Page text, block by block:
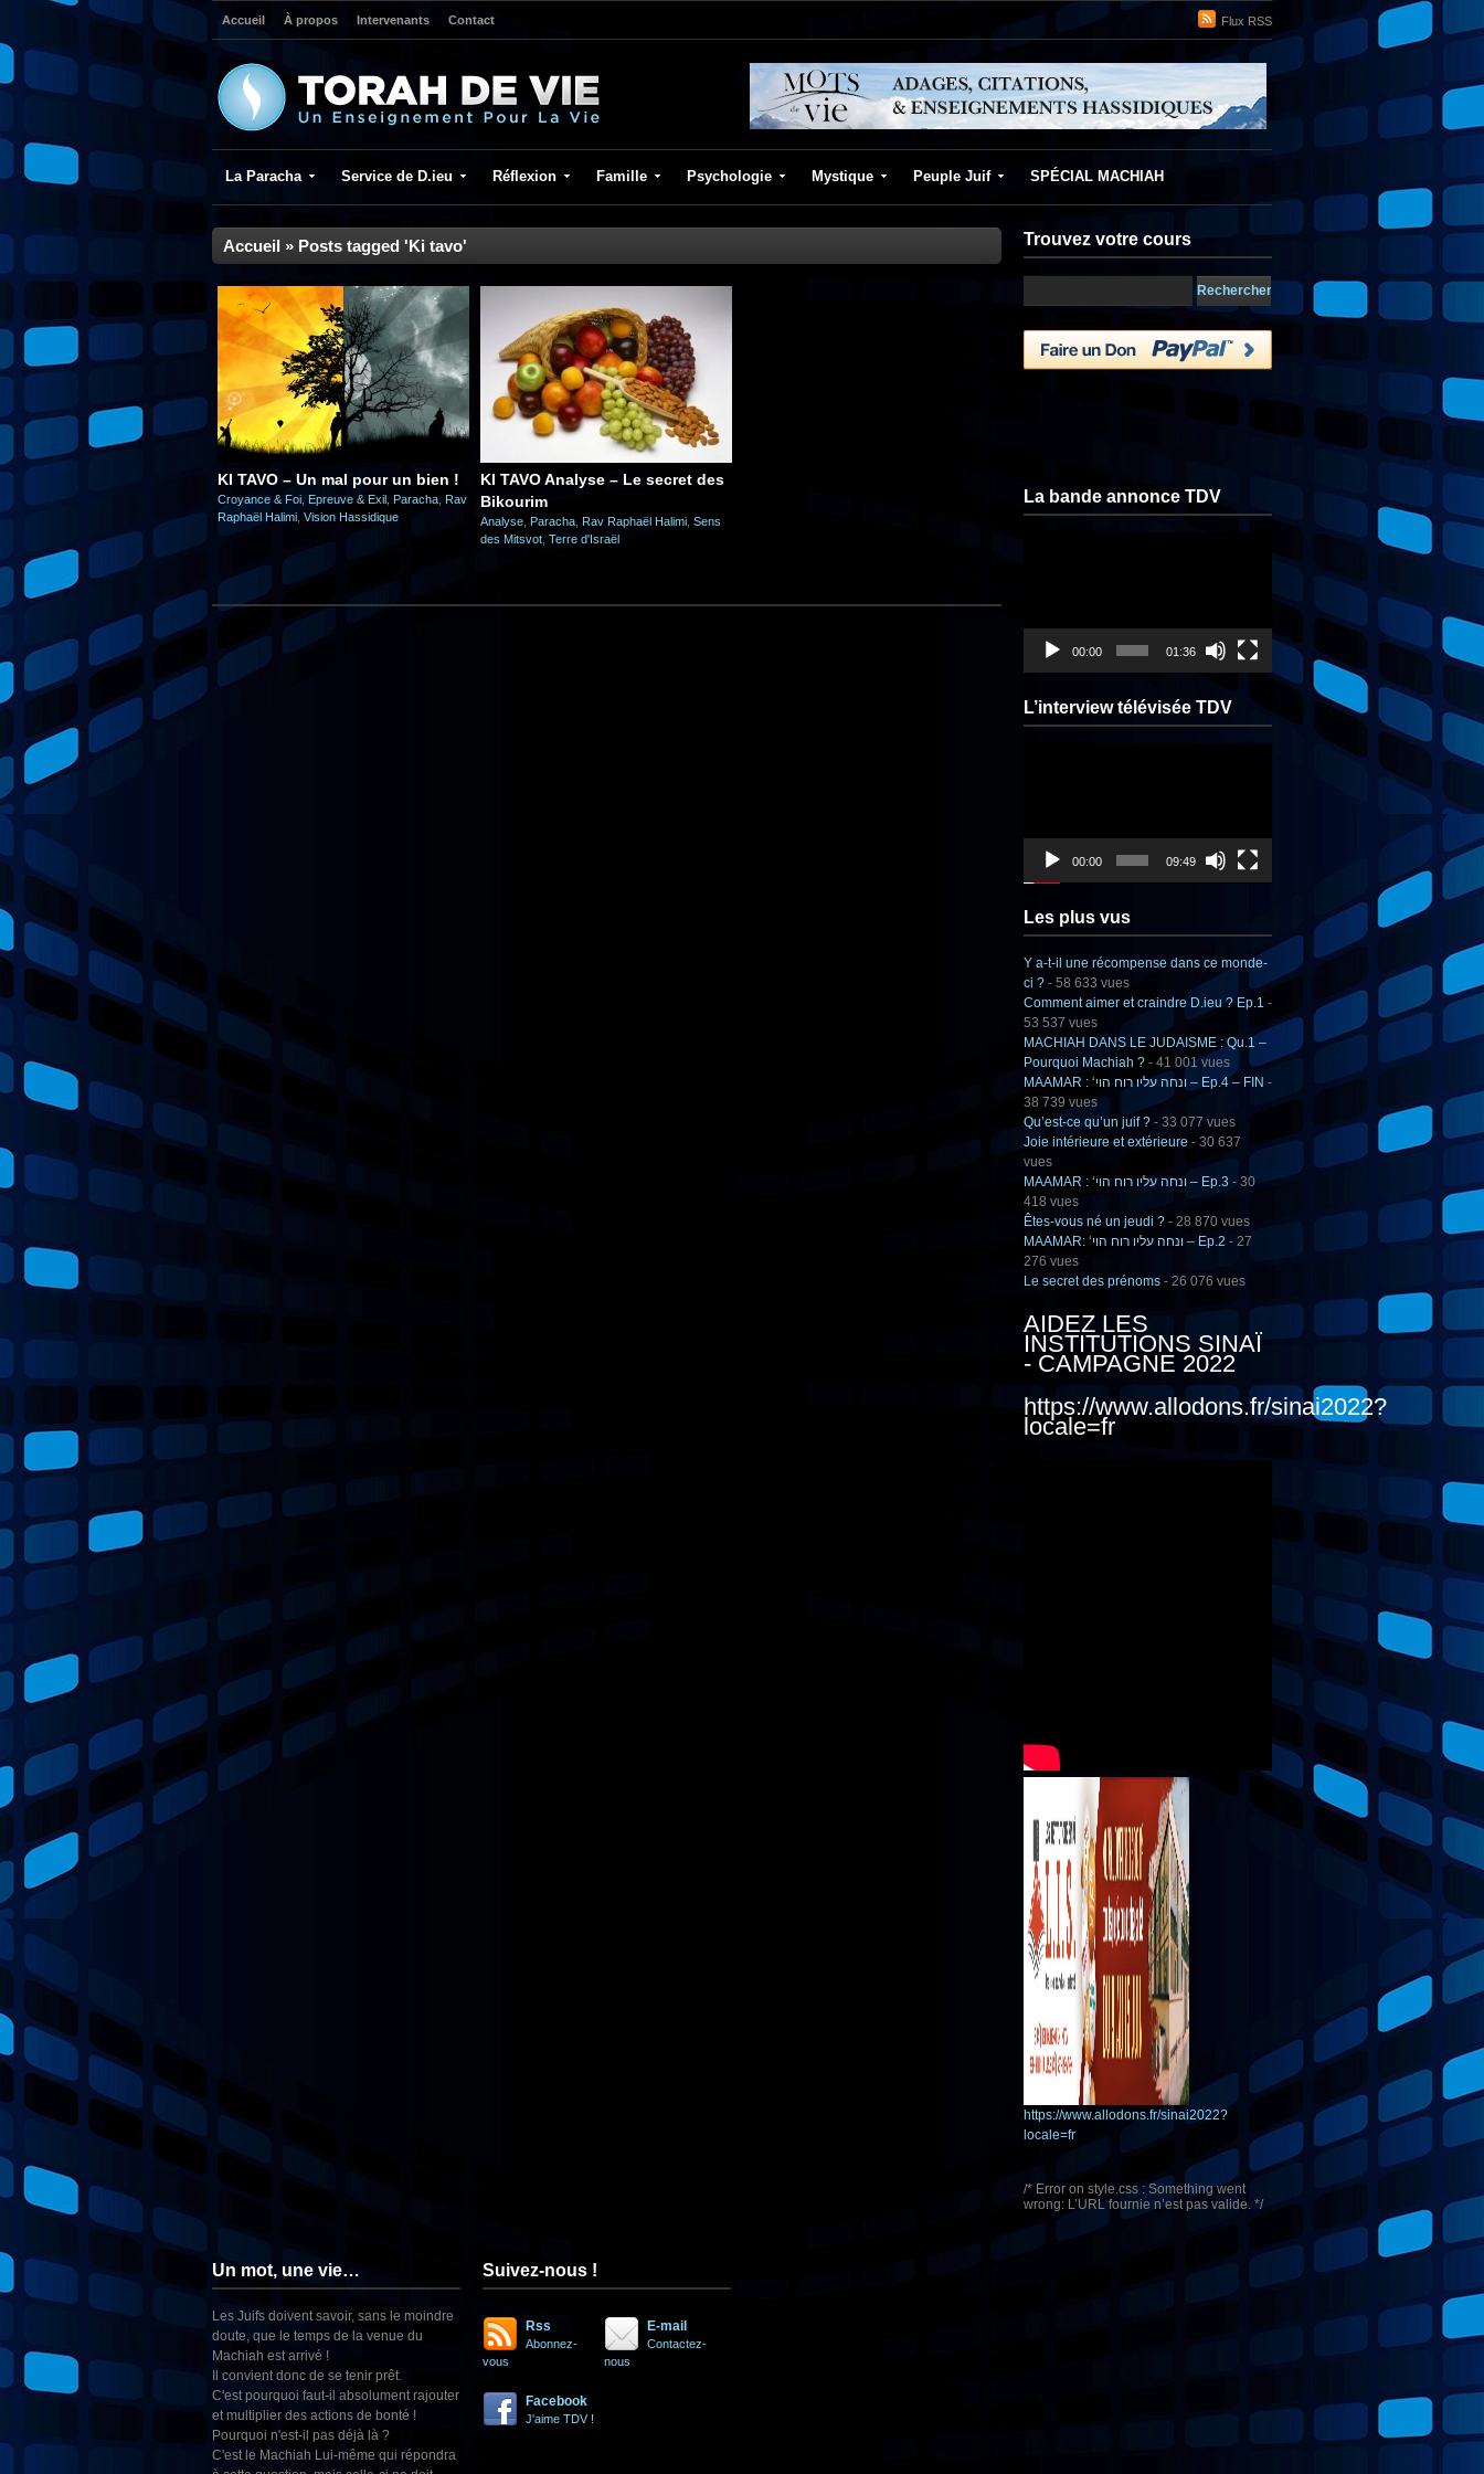
Flux RSS
Accueil À propos Intervenants Contact
La Paracha Service de D.ieu Réflexion Famille Psychologie Mystique Peuple Juif SPÉCIAL MACHIAH
Accueil » Posts tagged 'Ki tavo'
KI TAVO – Un mal pour un bien !
Croyance & Foi Epreuve & Exil Paracha Rav
Raphaël Halimi Vision Hassidique
KI TAVO Analyse – Le secret des
Bikourim
Analyse Paracha Rav Raphaël Halimi Sens
des Mitsvot Terre d'Israël
Trouvez votre cours
La bande annonce TDV
00:00 01:36
L’interview télévisée TDV
00:00 09:49
Les plus vus
Y a-t-il une récompense dans ce monde-
ci ? - 58 633 vues
Comment aimer et craindre D.ieu ? Ep.1 -
53 537 vues
MACHIAH DANS LE JUDAISME : Qu.1 –
Pourquoi Machiah ? - 41 001 vues
MAAMAR : ‘ונחה עליו רוח הוי – Ep.4 – FIN -
38 739 vues
Qu’est-ce qu’un juif ? - 33 077 vues
Joie intérieure et extérieure - 30 637
vues
MAAMAR : ‘ונחה עליו רוח הוי – Ep.3 - 30
418 vues
Êtes-vous né un jeudi ? - 28 870 vues
MAAMAR: ‘ונחה עליו רוח הוי – Ep.2 - 27
276 vues
Le secret des prénoms - 26 076 vues
AIDEZ LES
INSTITUTIONS SINAÏ
- CAMPAGNE 2022
https://www.allodons.fr/sinai2022?
locale=fr
https://www.allodons.fr/sinai2022?
locale=fr
/* Error on style.css : Something went
wrong: L’URL fournie n’est pas valide. */
Un mot, une vie…
Les Juifs doivent savoir, sans le moindre
doute, que le temps de la venue du
Machiah est arrivé !
Il convient donc de se tenir prêt.
C'est pourquoi faut-il absolument rajouter
et multiplier des actions de bonté !
Pourquoi n'est-il pas déjà là ?
C'est le Machiah Lui-même qui répondra
Suivez-nous !
Rss
Abonnez-
vous
E-mail
Contactez-
nous
Facebook
J'aime TDV !